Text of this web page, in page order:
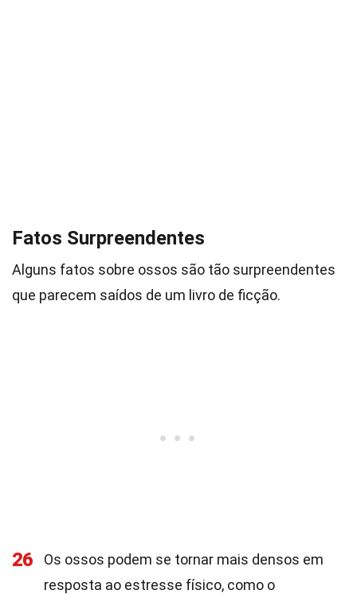
Fatos Surpreendentes
Alguns fatos sobre ossos são tão surpreendentes
que parecem saídos de um livro de ficção.
26
Os ossos podem se tornar mais densos em
resposta ao estresse físico, como o